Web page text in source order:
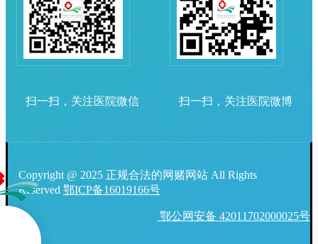
扫一扫，关注医院微信 扫一扫，关注医院微博
Copyright @ 2025 正规合法的网赌网站 All Rights
Reserved 鄂ICP备16019166号
鄂公网安备 42011702000025号